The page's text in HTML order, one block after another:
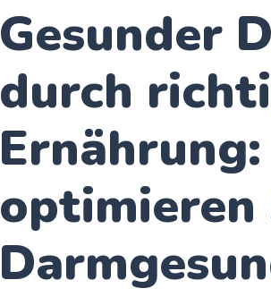
Gesunder
durch
Ernährung:
optimieren